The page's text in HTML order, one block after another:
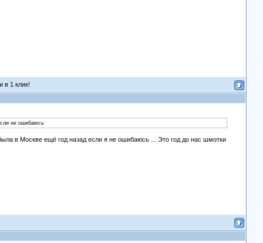
в 1 клик!
не ошибаюсь
в Москве ещё год назад если я не ошибаюсь ... Это год до нас шмотки